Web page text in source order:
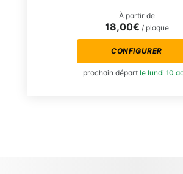
À partir de
18,00€ / plaque
CONFIGURER
prochain départ le lundi 10